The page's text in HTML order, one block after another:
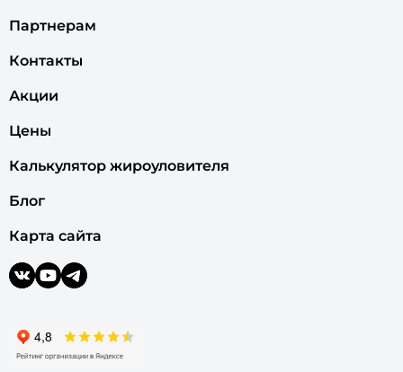
Партнерам
Контакты
Акции
Цены
Калькулятор жироуловителя
Блог
Карта сайта